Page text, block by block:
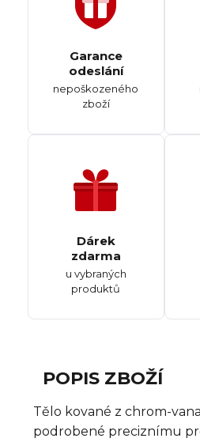
Garance
odeslání
nepoškozeného
zboží
Dárek
zdarma
u vybraných
produktů
POPIS ZBOŽÍ
Tělo kované z chrom-
podrobené preciznímu